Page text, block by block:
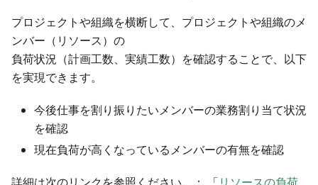
プロジェクトや組織を横断して、プロジェクトや組織のメ
ンバー（リソース）の
負荷状況（計画工数、実績工数）を確認することで、以下
を実現できます。
今後仕事を割り振りたいメンバーの業務割り当て状況
を確認
現在負荷が高くなっているメンバーの有無を確認